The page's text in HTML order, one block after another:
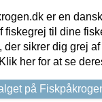
er en
fiskegrej til dine
der sikrer dig grej
her for at se
på